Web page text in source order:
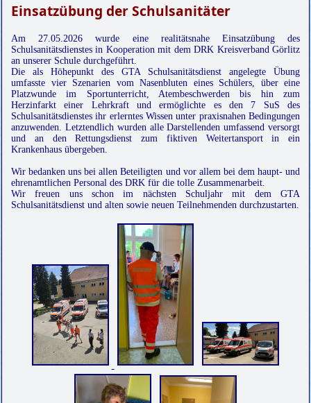
Einsatzübung der Schulsanitäter
Am 27.05.2026 wurde eine realitätsnahe Einsatzübung des
Schulsanitätsdienstes in Kooperation mit dem DRK Kreisverband Görlitz
an unserer Schule durchgeführt.
Die als Höhepunkt des GTA Schulsanitätsdienst angelegte Übung
umfasste vier Szenarien vom Nasenbluten eines Schülers, über eine
Platzwunde im Sportunterricht, Atembeschwerden bis hin zum
Herzinfarkt einer Lehrkraft und ermöglichte es den 7 SuS des
Schulsanitätsdienstes ihr erlerntes Wissen unter praxisnahen Bedingungen
anzuwenden. Letztendlich wurden alle Darstellenden umfassend versorgt
und an den Rettungsdienst zum fiktiven Weitertansport in ein
Krankenhaus übergeben.
Wir bedanken uns bei allen Beteiligten und vor allem bei dem haupt- und
ehrenamtlichen Personal des DRK für die tolle Zusammenarbeit.
Wir freuen uns schon im nächsten Schuljahr mit dem GTA
Schulsanitätsdienst und alten sowie neuen Teilnehmenden durchzustarten.